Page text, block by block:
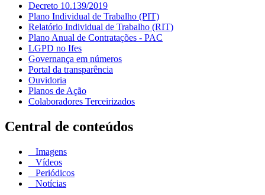
Decreto 10.139/2019
Plano Individual de Trabalho (PIT)
Relatório Individual de Trabalho (RIT)
Plano Anual de Contratações - PAC
LGPD no Ifes
Governança em números
Portal da transparência
Ouvidoria
Planos de Ação
Colaboradores Terceirizados
Central de conteúdos
Imagens
Vídeos
Periódicos
Notícias